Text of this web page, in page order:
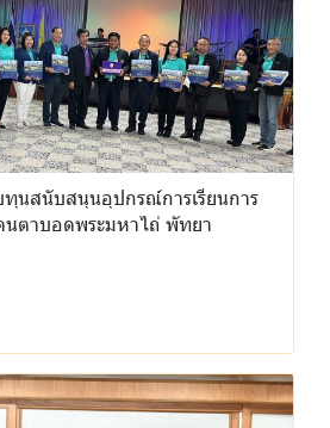
นสนับสนุนอุปกรณ์การเรียนการ
นตาบอดพระมหาไถ่ พัทยา